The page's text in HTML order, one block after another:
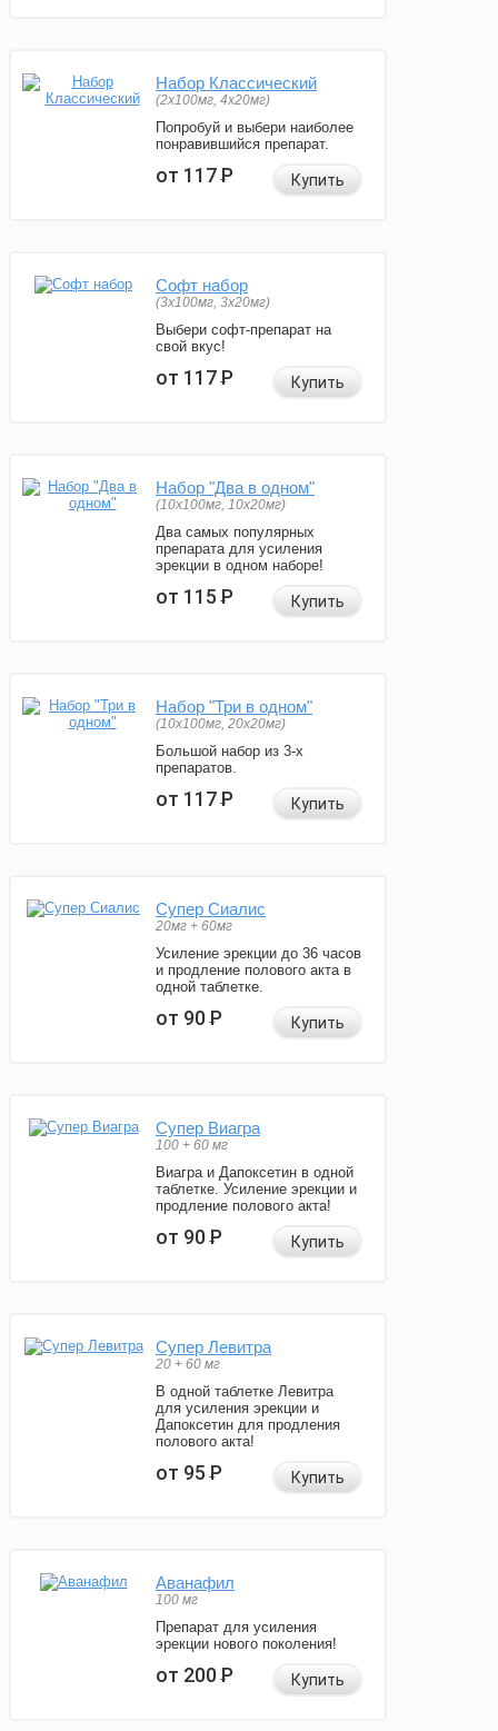
Набор Классический
(2x100мг, 4x20мг)
Попробуй и выбери наиболее
понравившийся препарат.
от 117Р Купить
Софт набор
(3x100мг, 3x20мг)
Выбери софт-препарат на
свой вкус!
от 117Р Купить
Набор "Два в одном"
(10x100мг, 10x20мг)
Два самых популярных
препарата для усиления
эрекции в одном наборе!
от 115Р Купить
Набор "Три в одном"
(10x100мг, 20x20мг)
Большой набор из 3-х
препаратов.
от 117Р Купить
Супер Сиалис
20мг + 60мг
Усиление эрекции до 36 часов
и продление полового акта в
одной таблетке.
от 90Р Купить
Супер Виагра
100 + 60 мг
Виагра и Дапоксетин в одной
таблетке. Усиление эрекции и
продление полового акта!
от 90Р Купить
Супер Левитра
20 + 60 мг
В одной таблетке Левитра
для усиления эрекции и
Дапоксетин для продления
полового акта!
от 95Р Купить
Аванафил
100 мг
Препарат для усиления
эрекции нового поколения!
от 200Р Купить